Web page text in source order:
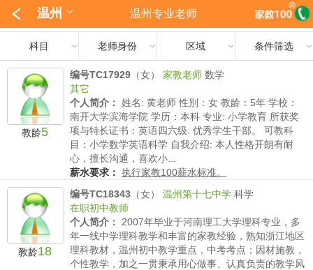
温州 温州专业老师
科目 老师身份 区域 条件筛选
教龄5
编号TC17929 （女） 家教老师 数学
其它
个人简介： 姓名: 黄老师 性别：女 教龄：5年 学校：
南开大学滨海学院 学历：本科 专业: 小学教育 所获奖
项与特长证书：英语四六级. 优秀学生干部。 可教科
目：小学数学英语科学 自我介绍: 本人性格开朗有耐
心，擅长沟通，喜欢小...
薪水要求： 执行家教100薪水标准。
教龄18
编号TC18343 （女） 温州第十七中学 科学
在职初中教师
个人简介：
2007年毕业于河南理工大学理科专业，多
年一线中学理科教学和丰富的家教经验，熟知浙江地区
理科教材，温州初中教学重点，中考考点；因材施教，
个性教学，加之一贯秉承用心做事、认真负责的教学风